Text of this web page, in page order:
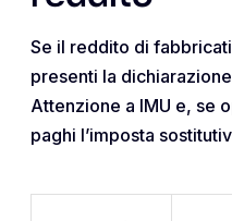
Se il reddito di
presenti la dichiarazione
Attenzione a IMU e, se
paghi l’imposta